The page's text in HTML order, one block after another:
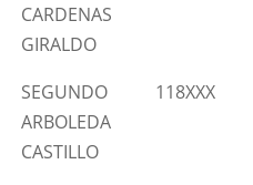
CARDENAS
GIRALDO
SEGUNDO
ARBOLEDA
CASTILLO
118XXX